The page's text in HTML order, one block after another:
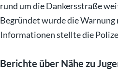
rund um die Dankersstraße
Begründet wurde die
Informationen stellte die
Berichte über Nähe zu